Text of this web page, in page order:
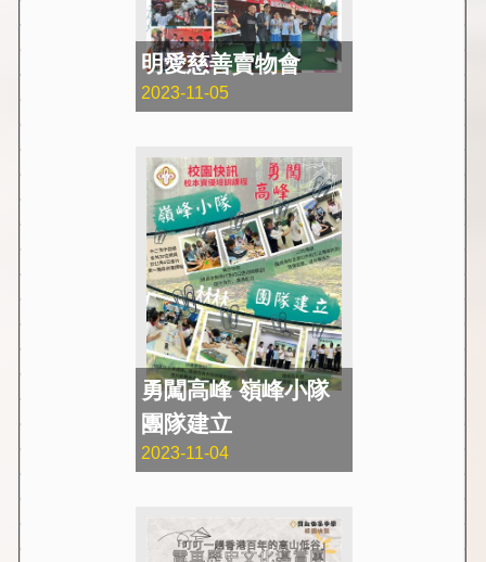
明愛慈善賣物會
2023-11-05
勇闖高峰 嶺峰小隊
團隊建立
2023-11-04